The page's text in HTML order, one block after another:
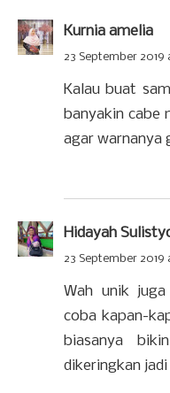
Kurnia amelia
23 September 2019
Kalau buat
banyakin cabe
agar warnanya
Hidayah
23 September 2019
Wah unik
coba kapan-
biasanya
dikeringkan